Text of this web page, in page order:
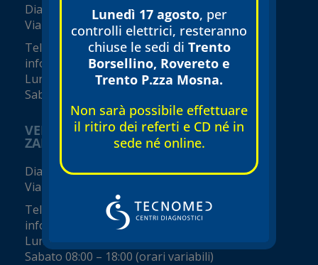
Diagnostica e visite specialistiche
Via Seghe San Tomaso, 17
Tel.
045 8002248
info@tecnomed-verona.it
Lunedì – Venerdì 08:00 – 19:00
Sabato 08:00 – 16:00 (orari variabili)
VERONA
ZAI - Viale del Commercio
Diagnostica e visite specialistiche
Viale del Commercio, 14 (Zai)
Tel.
045 8002248
info@tecnomed-verona.it
Lunedì – Venerdì 08:00 – 19:00
Sabato 08:00 – 18:00 (orari variabili)
Lunedì 17 agosto, per
controlli elettrici, resteranno
chiuse le sedi di Trento
Borsellino, Rovereto e
Trento P.zza Mosna.
Non sarà possibile effettuare
il ritiro dei referti e CD né in
sede né online.